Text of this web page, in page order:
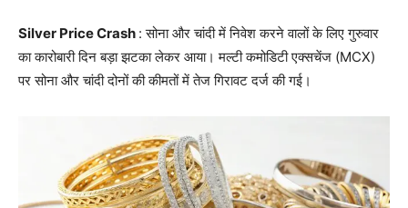
Silver Price Crash : सोना और चांदी में निवेश करने वालों के लिए गुरुवार
का कारोबारी दिन बड़ा झटका लेकर आया। मल्टी कमोडिटी एक्सचेंज (MCX)
पर सोना और चांदी दोनों की कीमतों में तेज गिरावट दर्ज की गई।